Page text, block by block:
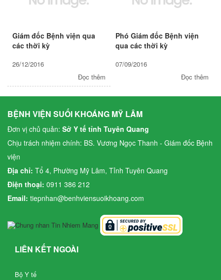
Giám đốc Bệnh viện qua
các thời kỳ
26/12/2016
Đọc thêm
Phó Giám đốc Bệnh viện
qua các thời kỳ
07/09/2016
Đọc thêm
BỆNH VIỆN SUỐI KHOÁNG MỸ LÂM
Đơn vị chủ quản: Sở Y tế tỉnh Tuyên Quang
Chịu trách nhiệm chính: BS. Vương Ngọc Thanh - Giám đốc Bệnh
viện
Địa chỉ: Tổ 4, Phường Mỹ Lâm, Tỉnh Tuyên Quang
Điện thoại: 0911 386 212
Email: tiepnhan@benhviensuoikhoang.com
LIÊN KẾT NGOÀI
Bộ Y tế